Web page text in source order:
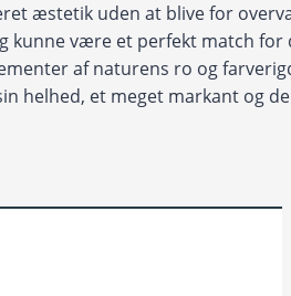
æstetik uden at blive for
kunne være et perfekt match for
af naturens ro og
helhed, et meget markant og